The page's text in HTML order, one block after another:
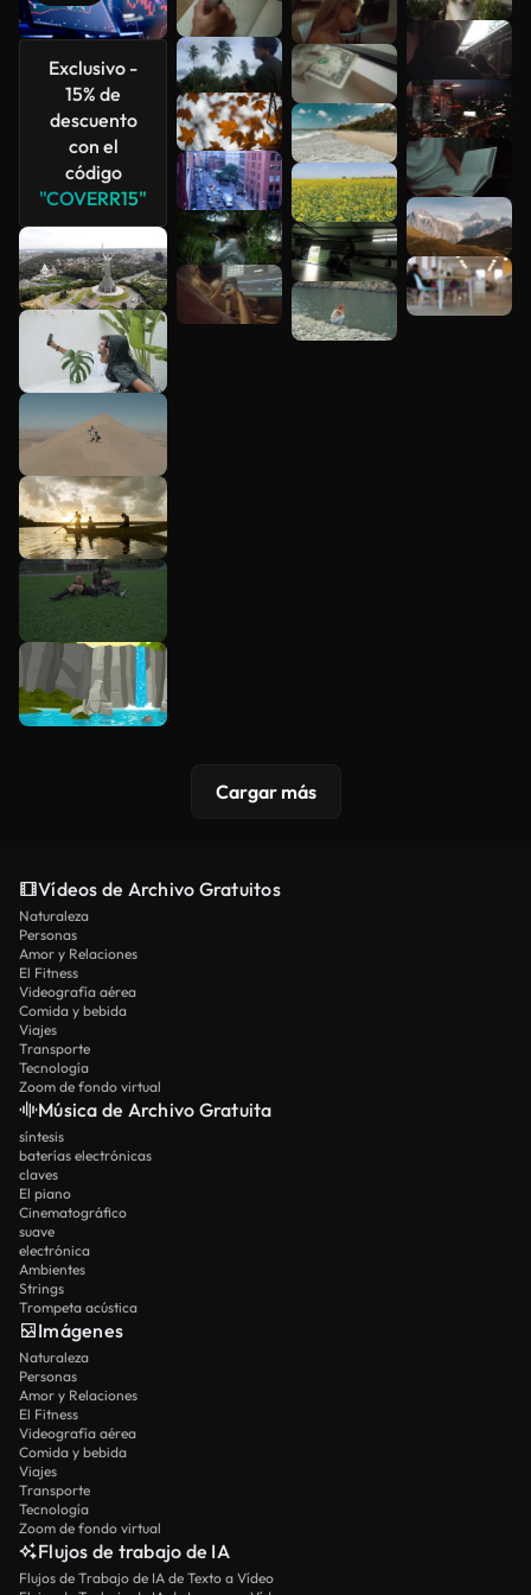
Exclusivo -
15% de
descuento
con el
código
"COVERR15"
Cargar más
Vídeos de Archivo Gratuitos
Naturaleza
Personas
Amor y Relaciones
El Fitness
Videografía aérea
Comida y bebida
Viajes
Transporte
Tecnología
Zoom de fondo virtual
Música de Archivo Gratuita
síntesis
baterías electrónicas
claves
El piano
Cinematográfico
suave
electrónica
Ambientes
Strings
Trompeta acústica
Imágenes
Naturaleza
Personas
Amor y Relaciones
El Fitness
Videografía aérea
Comida y bebida
Viajes
Transporte
Tecnología
Zoom de fondo virtual
Flujos de trabajo de IA
Flujos de Trabajo de IA de Texto a Vídeo